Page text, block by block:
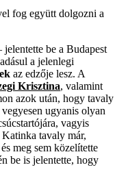
fog együtt dolgozni a
jelentette be a Budapest
a jelenlegi
az edzője lesz. A
Krisztina, valamint
azok után, hogy tavaly
ugyanis olyan
vagyis
tavaly már,
meg sem közelítette
be is jelentette, hogy